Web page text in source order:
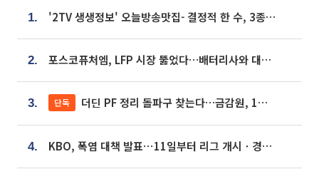
1. '2TV 생생정보' 오늘방송맛집- 결정적 한 수, 3종 메밀면! 메밀 소바 맛집 '의○○○○'
2. 포스코퓨처엠, LFP 시장 뚫었다…배터리사와 대규모 장기 공급 합의
3. 단독 더딘 PF 정리 돌파구 찾는다…금감원, 1년 반 만에 매각설명회 재개
4. KBO, 폭염 대책 발표⋯11일부터 리그 개시ㆍ경기 오후 7시 시작